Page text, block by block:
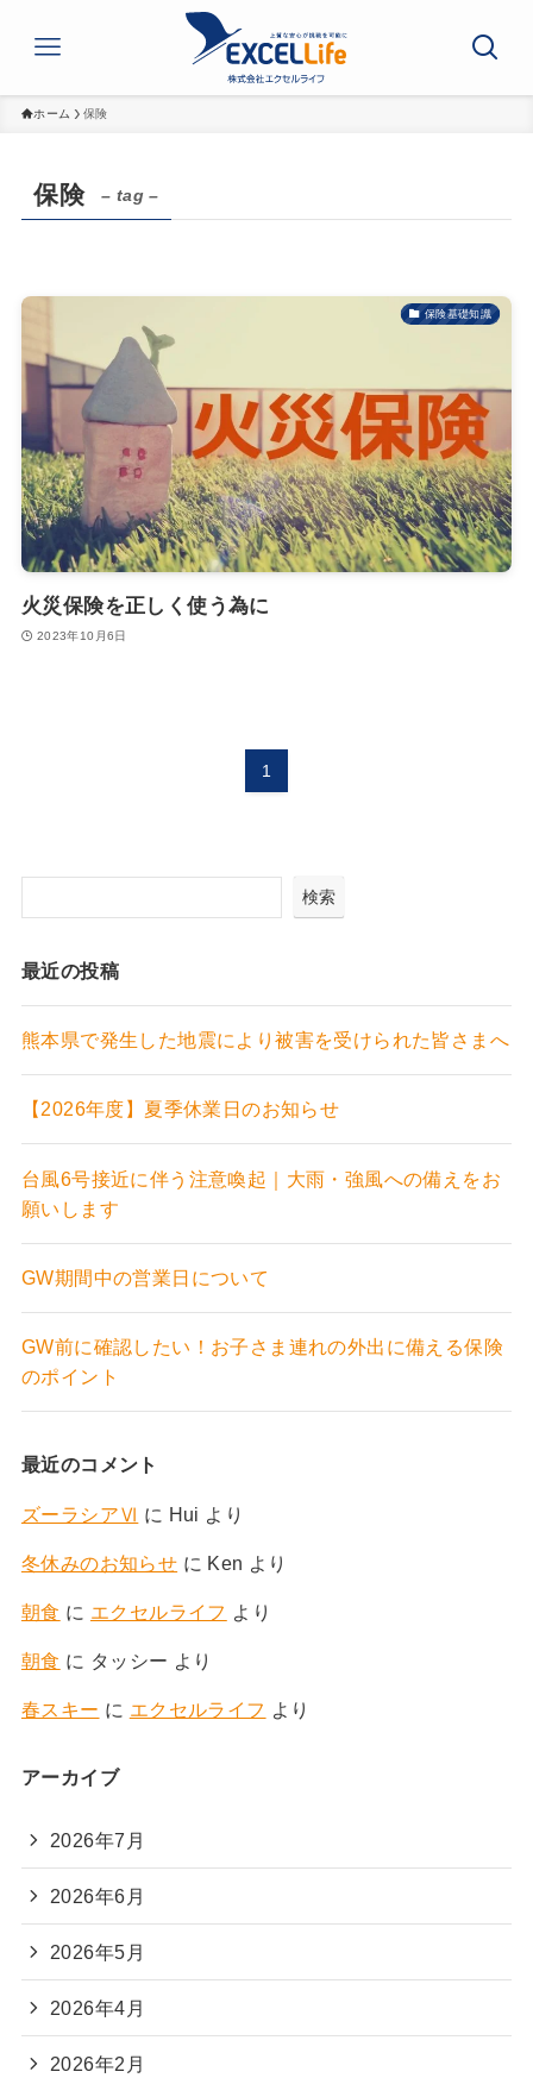
ホーム 保険
保険 – tag –
保険基礎知識
火災保険を正しく使う為に
2023年10月6日
1
検索
最近の投稿
熊本県で発生した地震により被害を受けられた皆さまへ
【2026年度】夏季休業日のお知らせ
台風6号接近に伴う注意喚起｜大雨・強風への備えをお
願いします
GW期間中の営業日について
GW前に確認したい！お子さま連れの外出に備える保険
のポイント
最近のコメント
ズーラシアⅥ に Hui より
冬休みのお知らせ に Ken より
朝食 に エクセルライフ より
朝食 に タッシー より
春スキー に エクセルライフ より
アーカイブ
2026年7月
2026年6月
2026年5月
2026年4月
2026年2月